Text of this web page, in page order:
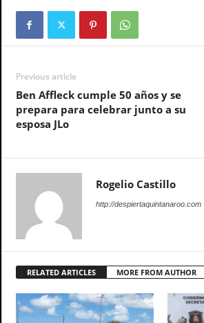
Previous article
Ben Affleck cumple 50 años y se
prepara para celebrar junto a su
esposa JLo
Rogelio Castillo
http://despiertaquintanaroo.com
RELATED ARTICLES MORE FROM AUTHOR